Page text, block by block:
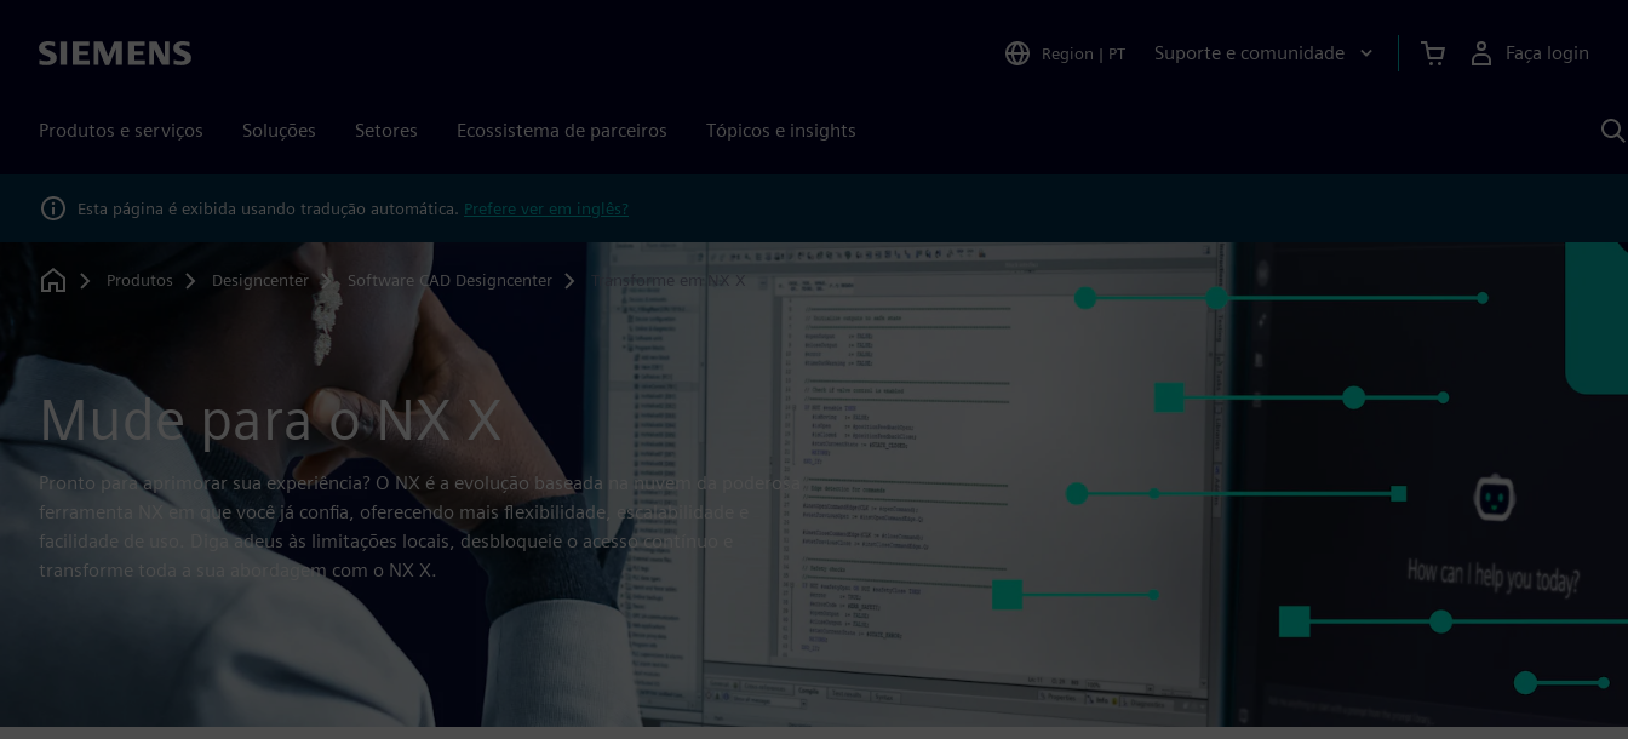
Siemens Region | PT Suporte e comunidade Faça login
Produtos e serviços Soluções Setores Ecossistema de parceiros Tópicos e insights
Esta página é exibida usando tradução automática. Prefere ver em inglês?
Home
Produtos Designcenter Software CAD Designcenter Transforme em NX X
Mude para o NX X
Pronto para aprimorar sua experiência? O NX é a evolução baseada na nuvem da poderosa
ferramenta NX em que você já confia, oferecendo mais flexibilidade, escalabilidade e
facilidade de uso. Diga adeus às limitações locais, desbloqueie o acesso contínuo e
transforme toda a sua abordagem com o NX X.